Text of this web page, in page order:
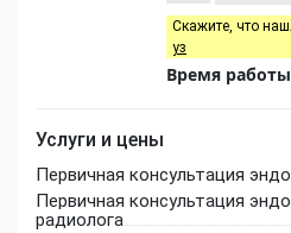
Скажите, что
уз
Время
Услуги и цены
Первичная консультация
Первичная консультация
радиолога